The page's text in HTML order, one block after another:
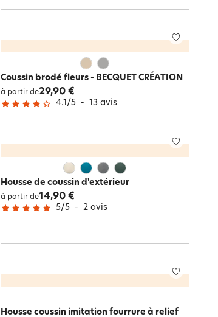
Coussin brodé fleurs - BECQUET CRÉATION
à partir de29,90 €
4.1/5 - 13 avis
Housse de coussin d'extérieur
à partir de14,90 €
5/5 - 2 avis
Housse coussin imitation fourrure à relief